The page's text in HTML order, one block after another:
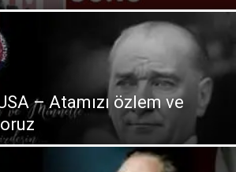
– Atamızı özlem ve